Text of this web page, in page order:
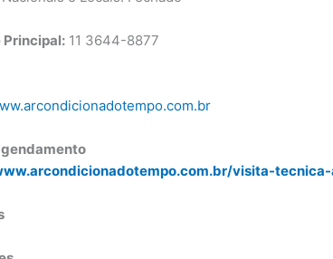
Principal: 11 3644-8877
visita-